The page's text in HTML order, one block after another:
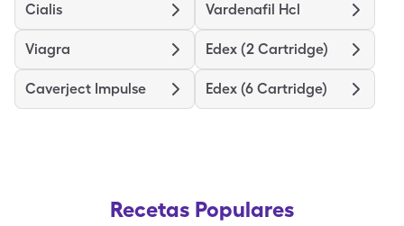
Cialis Vardenafil Hcl
Viagra Edex (2 Cartridge)
Caverject Impulse Edex (6 Cartridge)
Recetas Populares